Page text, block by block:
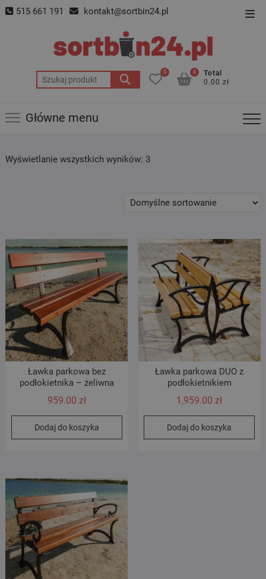
Skip 515 661 191 kontakt@sortbin24.pl
Szukaj:
0
Total
0.00 zł
0
Główne menu
Wyświetlanie wszystkich wyników: 3
Ławka parkowa bez
podłokietnika – żeliwna
959.00 zł
Dodaj do koszyka
Ławka parkowa DUO z
podłokietnikiem
1,959.00zł
Dodaj do koszyka